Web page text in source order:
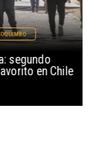
segundo
en Chile